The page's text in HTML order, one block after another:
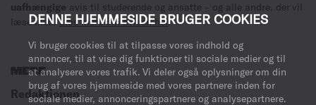
DENNE HJEMMESIDE BRUGER COOKIES
Vi bruger cookies til at tilpasse vores indhold og
annoncer, til at vise dig funktioner til sociale medier og til
at analysere vores trafik. Vi deler også oplysninger om din
brug af vores hjemmeside med vores partnere inden for
sociale medier, annonceringspartnere og analysepartnere.
uafhængige avis til studerende og ansatte – og alle andre, der vil
læse med.Læs mere om avisen her.
MERE
Redaktionen